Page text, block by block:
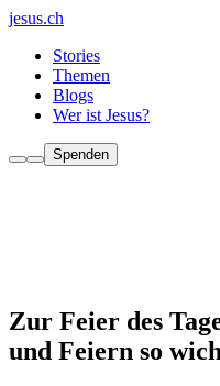
jesus.ch
Stories
Themen
Blogs
Wer ist Jesus?
Spenden
Zur Feier des
und Feiern so